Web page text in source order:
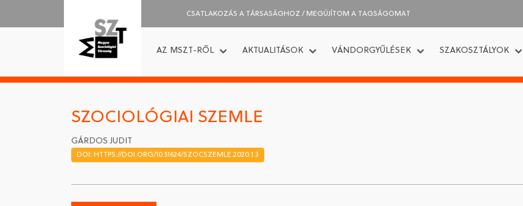
CSATLAKOZÁS A TÁRSASÁGHOZ / MEGÚJÍTOM A TAGSÁGOMAT
AZ MSZT-RŐL AKTUALITÁSOK VÁNDORGYŰLÉSEK SZAKOSZTÁLYOK
SZOCIOLÓGIAI SZEMLE
GÁRDOS JUDIT
DOI: HTTPS://DOI.ORG/10.51624/SZOCSZEMLE.2020.1.3